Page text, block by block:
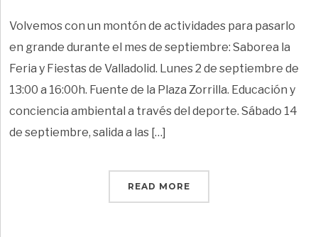
Volvemos con un montón de actividades para pasarlo
en grande durante el mes de septiembre: Saborea la
Feria y Fiestas de Valladolid. Lunes 2 de septiembre de
13:00 a 16:00h. Fuente de la Plaza Zorrilla. Educación y
conciencia ambiental a través del deporte. Sábado 14
de septiembre, salida a las […]
READ MORE